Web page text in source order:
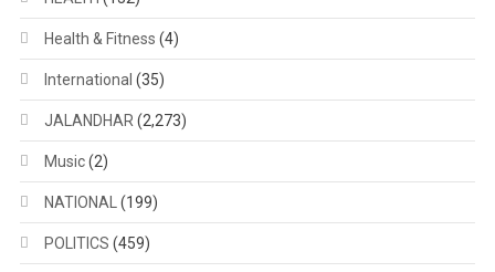
Health & Fitness (4)
International (35)
JALANDHAR (2,273)
Music(2)
NATIONAL (199)
POLITICS (459)